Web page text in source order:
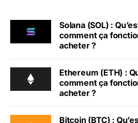
Solana (SOL) :
comment ça
acheter ?
Ethereum (ETH) :
comment ça
acheter ?
Bitcoin (BTC) :